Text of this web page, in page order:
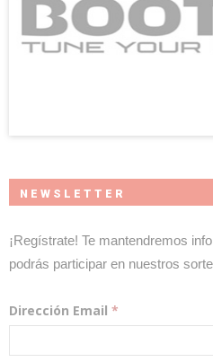
NEWSLETTER
¡Regístrate! Te mantendremos
podrás participar en nuestros
Dirección Email *